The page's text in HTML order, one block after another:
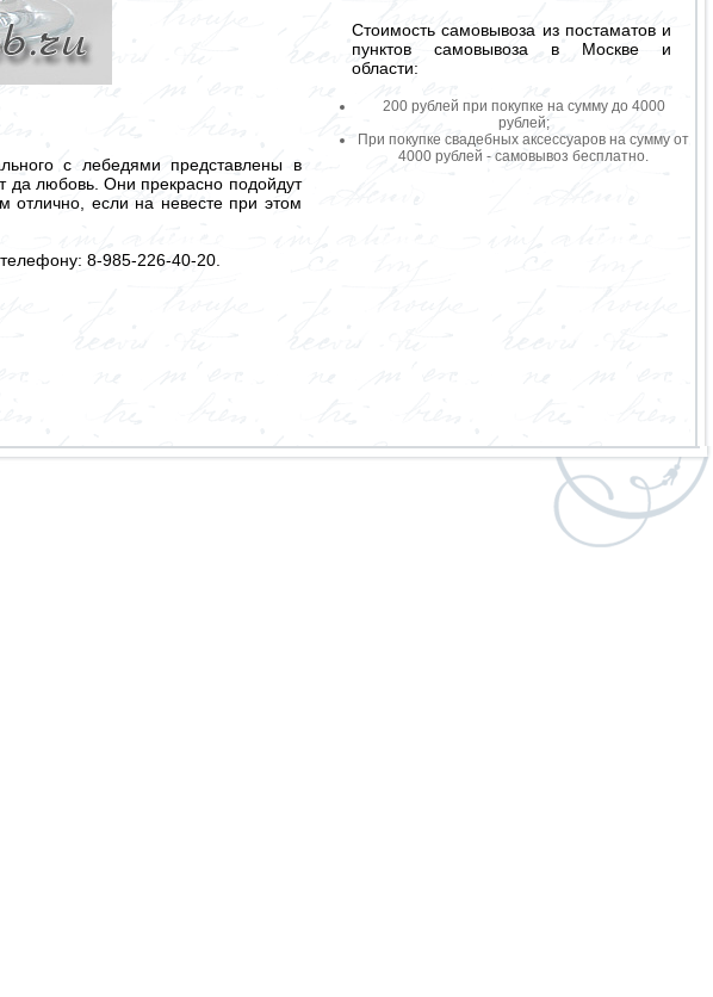
Стоимость самовывоза из постаматов и
пунктов самовывоза в Москве и
области:
200 рублей при покупке на сумму до 4000
рублей;
При покупке свадебных аксессуаров на сумму от
4000 рублей - самовывоз бесплатно.
с лебедями представлены в
да любовь. Они прекрасно подойдут
отлично, если на невесте при этом
8-985-226-40-20.